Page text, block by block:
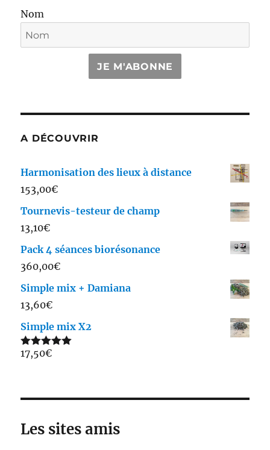
Nom
JE M'ABONNE
A DÉCOUVRIR
Harmonisation des lieux à distance
153,00€
Tournevis-testeur de champ
13,10€
Pack 4 séances biorésonance
360,00€
Simple mix + Damiana
13,60€
Simple mix X2
Note5.00
17,50€
Les sites amis